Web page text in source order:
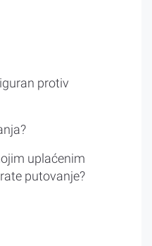
protiv
uplaćenim
putovanje?